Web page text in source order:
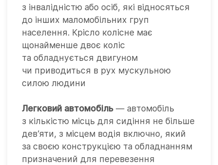
з інвалідністю або осіб, які відносяться
до інших маломобільних груп
населення. Крісло колісне має
щонайменше двоє коліс
та обладнується двигуном
чи приводиться в рух мускульною
силою людини
Легковий автомобіль — автомобіль
з кількістю місць для сидіння не більше
дев’яти, з місцем водія включно, який
за своєю конструкцією та обладнанням
призначений для перевезення